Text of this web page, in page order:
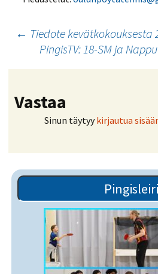
Artikkelien
selaus
← Tiedote kevätkokouksesta
PingisTV: 18-SM ja
Vastaa
Sinun täytyykirjautua